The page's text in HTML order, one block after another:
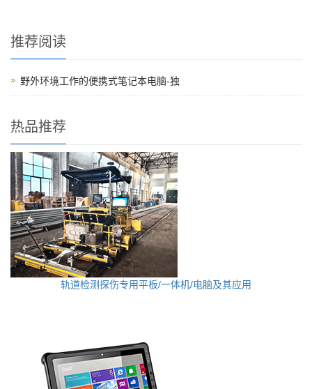
推荐阅读
野外环境工作的便携式笔记本电脑-独
热品推荐
轨道检测探伤专用平板/一体机/电脑及其应用